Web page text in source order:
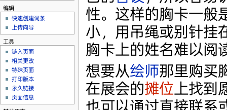
性。这样的胸卡一般
小，用吊绳或别针挂
胸卡上的姓名难以阅
想要从绘师那里购买
在展会的摊位上找到
也可以通过直接联系
编辑
快速创建词条
上传向导
工具
链入页面
相关更改
特殊页面
打印版本
永久链接
页面信息